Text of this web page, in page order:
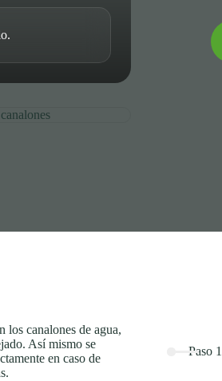
Paso 1
los canalones de agua,
Así mismo se
en caso de